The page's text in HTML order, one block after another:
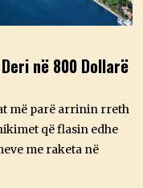
në 800 Dollarë
më parë arrinin rreth
që flasin edhe
me raketa në